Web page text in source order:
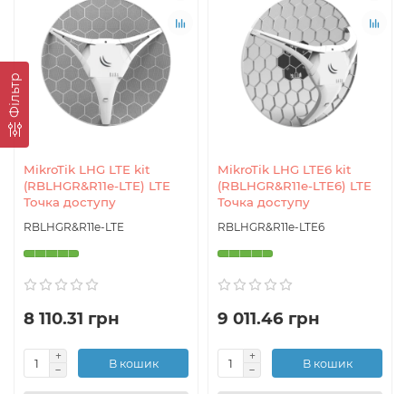
Фільтр
MikroTik LHG LTE kit
(RBLHGR&R11e-LTE) LTE
Точка доступу
RBLHGR&R11e-LTE
8 110.31 грн
В кошик
MikroTik LHG LTE6 kit
(RBLHGR&R11e-LTE6) LTE
Точка доступу
RBLHGR&R11e-LTE6
9 011.46 грн
В кошик